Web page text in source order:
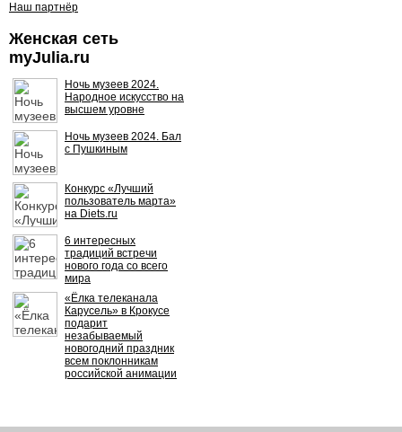
Наш партнёр
Женская сеть
myJulia.ru
Ночь музеев 2024.
Народное искусство на
высшем уровне
Ночь музеев 2024. Бал
с Пушкиным
Конкурс «Лучший
пользователь марта»
на Diets.ru
6 интересных
традиций встречи
нового года со всего
мира
«Ёлка телеканала
Карусель» в Крокусе
подарит
незабываемый
новогодний праздник
всем поклонникам
российской анимации